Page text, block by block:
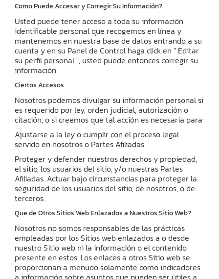
Como Puede Accesar y Corregir Su Información?
Usted puede tener acceso a toda su información
identificable personal que recogemos en línea y
mantenemos en nuestra base de datos entrando a su
cuenta y en su Panel de Control haga click en " Editar
su perfil personal ", usted puede entonces corregir su
información.
Ciertos Accesos
Nosotros podemos divulgar su información personal si
es requerido por ley, orden judicial, autorización o
citación, o si creemos que tal acción es necesaria para:
Ajustarse a la ley o cumplir con el proceso legal
servido en nosotros o Partes Afiliadas.
Proteger y defender nuestros derechos y propiedad,
el sitio, los usuarios del sitio, y/o nuestras Partes
Afiliadas. Actuar bajo circunstancias para proteger la
seguridad de los usuarios del sitio, de nosotros, o de
terceros.
Que de Otros Sitios Web Enlazados a Nuestros Sitio Web?
Nosotros no somos responsables de las prácticas
empleadas por los Sitios web enlazados a o desde
nuestro Sitio web ni la información o el contenido
presente en estos. Los enlaces a otros Sitio web se
proporcionan a menudo solamente como indicadores